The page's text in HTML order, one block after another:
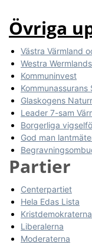
Övriga
Västra Värmland
Westra
Kommuninvest
Kommunassurans
Glaskogens
Leader 7-sam
Borgerliga
God man
Partier
Centerpartiet
Hela Edas Lista
Kristdemokraterna
Liberalerna
Moderaterna